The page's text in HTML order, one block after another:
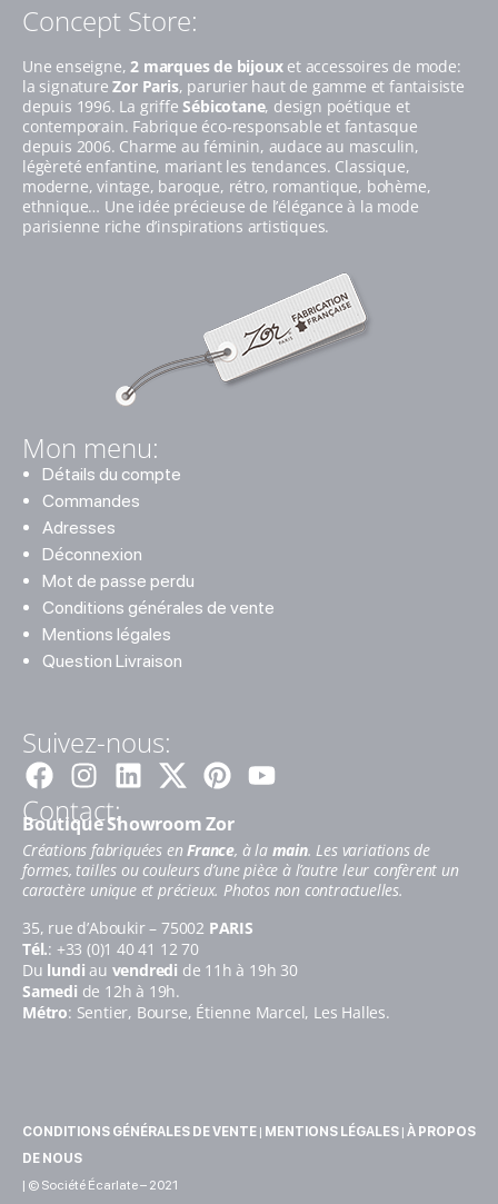
Concept Store:
Une enseigne,2 marques de bijouxet accessoires de mode:
la signatureZor Paris, parurier haut de gamme et fantaisiste
depuis 1996. La griffeSébicotane, design poétique et
contemporain. Fabrique éco-responsable et fantasque
depuis 2006. Charme au féminin, audace au masculin,
légèreté enfantine, mariant les tendances. Classique,
moderne, vintage, baroque, rétro, romantique, bohème,
ethnique… Une idée précieuse de l’élégance à la mode
parisienne riche d’inspirations artistiques.
Mon menu:
Détails du compte
Commandes
Adresses
Déconnexion
Mot de passe perdu
Conditions générales de vente
Mentions légales
Question Livraison
Suivez-nous:
Facebook
Instagram
LinkedinPinterestYoutube
Contact:
Boutique Showroom Zor
Créations fabriquées enFrance, à la main. Les variations de
formes, tailles ou couleurs d’une pièce à l’autre leur confèrent un
caractère unique et précieux. Photos non contractuelles.
35, rue d’Aboukir – 75002 PARIS
Tél.: +33 (0)1 40 41 12 70
Du lundi au vendredi de 11h à 19h 30
Samedi de 12h à 19h.
Métro: Sentier, Bourse, Étienne Marcel, Les Halles.
CONDITIONS GÉNÉRALES DE VENTE | MENTIONS LÉGALES | À PROPOS
DE NOUS
| © Société Écarlate – 2021